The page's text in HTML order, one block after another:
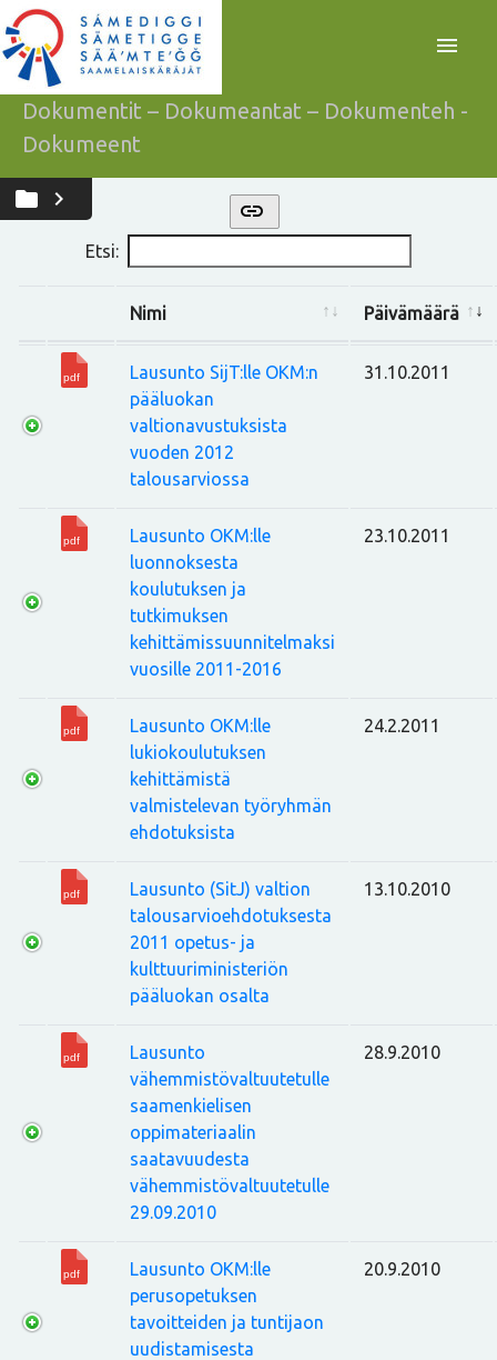
Dokumentit – Dokumeantat – Dokumenteh -
Dokumeent
menu
folder chevron_right link
Etsi:
Nimi Päivämäärä
Lausunto SijT:lle OKM:n
pääluokan
valtionavustuksista
vuoden 2012
talousarviossa
31.10.2011
Lausunto OKM:lle
luonnoksesta
koulutuksen ja
tutkimuksen
kehittämissuunnitelmaksi
vuosille 2011-2016
23.10.2011
Lausunto OKM:lle
lukiokoulutuksen
kehittämistä
valmistelevan työryhmän
ehdotuksista
24.2.2011
Lausunto (SitJ) valtion
talousarvioehdotuksesta
2011 opetus- ja
kulttuuriministeriön
pääluokan osalta
13.10.2010
Lausunto
vähemmistövaltuutetulle
saamenkielisen
oppimateriaalin
saatavuudesta
vähemmistövaltuutetulle
29.09.2010
28.9.2010
Lausunto OKM:lle
perusopetuksen
tavoitteiden ja tuntijaon
uudistamisesta
20.9.2010